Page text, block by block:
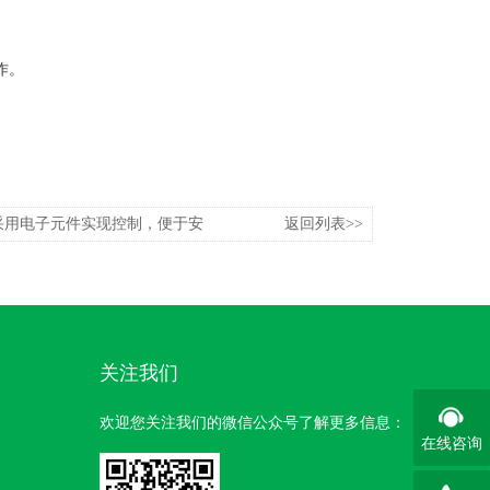
用电子元件实现控制，便于安
返回列表>>
关注我们
欢迎您关注我们的微信公众号了解更多信息：
在线咨询